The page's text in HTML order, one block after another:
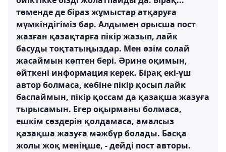
төменде де біраз жұмыстар атқаруға
мүмкіндігіміз бар. Алдымен орысша пост
жазған қазақтарға пікір жазып, лайк
басуды тоқтатыңыздар. Мен өзім солай
жасаймын көптен бері. Әрине оқимын,
өйткені информация керек. Бірақ екі-үш
автор болмаса, көбіне пікір қосып лайк
баспаймын, пікір қоссам да қазақша жазуға
тырысамын. Егер оқырманы болмаса,
ешкім сөздерін қолдамаса, амалсыз
қазақша жазуға мәжбүр болады. Басқа
жолы жоқ меніңше, - дейді пост авторы.